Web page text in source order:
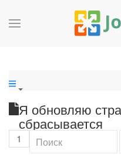
Я обновляю
сбрасывается
1